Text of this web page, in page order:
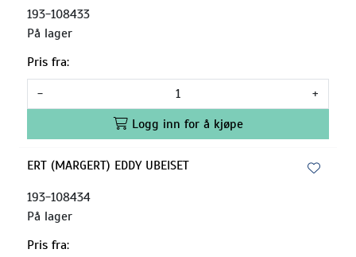
193-108433
På lager
Pris fra:
-
+
Logg inn for å kjøpe
ERT (MARGERT) EDDY UBEISET
193-108434
På lager
Pris fra: